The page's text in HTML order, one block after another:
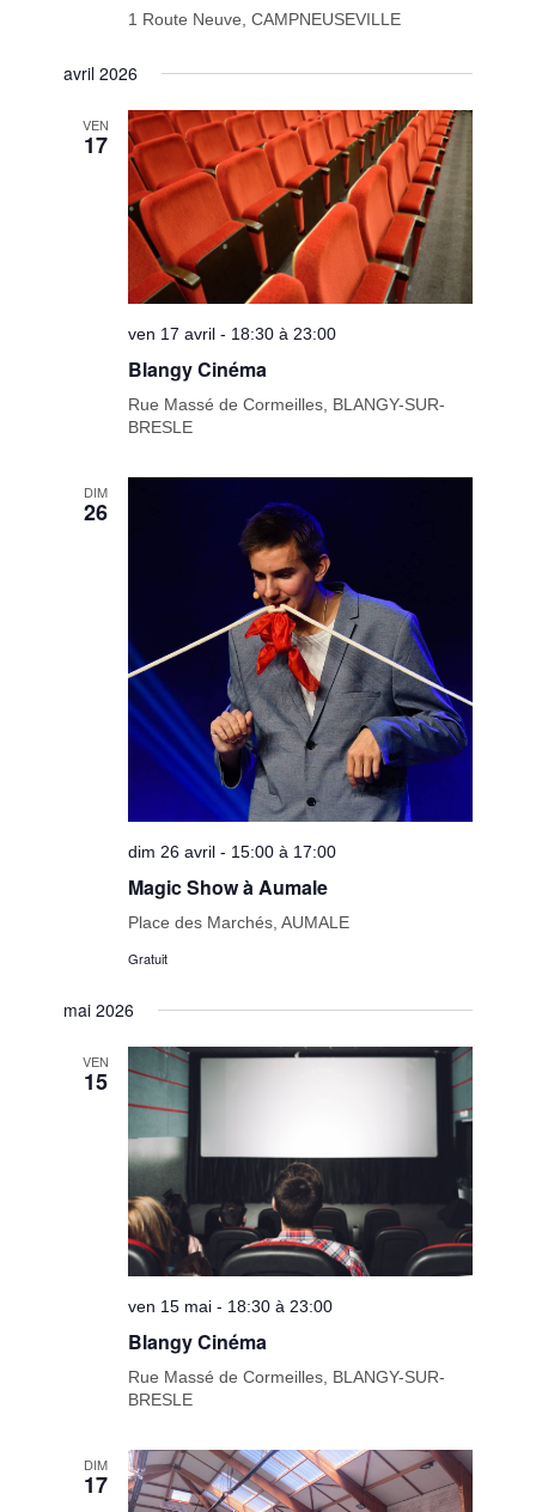
1 Route Neuve, CAMPNEUSEVILLE
avril 2026
VEN
17
ven 17 avril - 18:30 à 23:00
Blangy Cinéma
Rue Massé de Cormeilles, BLANGY-SUR-
BRESLE
DIM
26
dim 26 avril - 15:00 à 17:00
Magic Show à Aumale
Place des Marchés, AUMALE
Gratuit
mai 2026
VEN
15
ven 15 mai - 18:30 à 23:00
Blangy Cinéma
Rue Massé de Cormeilles, BLANGY-SUR-
BRESLE
DIM
17